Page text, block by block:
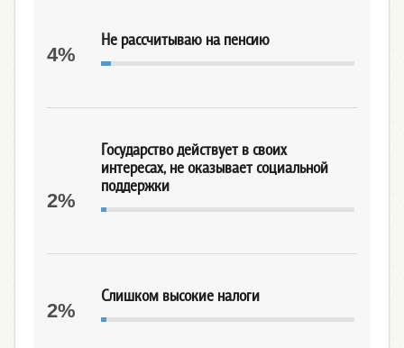
Не рассчитываю на пенсию
4%
Государство действует в своих
интересах, не оказывает социальной
поддержки
2%
Слишком высокие налоги
2%